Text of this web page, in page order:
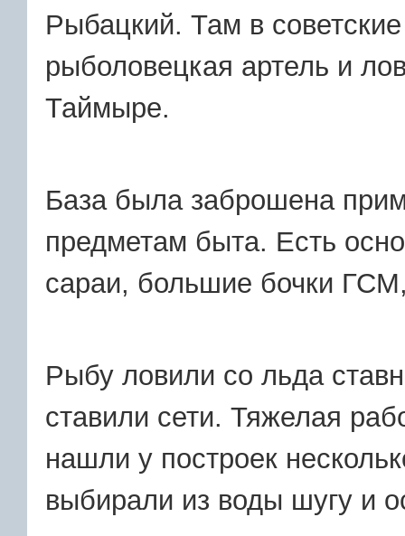
Рыбацкий. Там в
рыболовецкая артель и
Таймыре.
База была заброшена
предметам быта. Есть
сараи, большие бочки
Рыбу ловили со льда
ставили сети. Тяжелая
нашли у построек
выбирали из воды шугу и